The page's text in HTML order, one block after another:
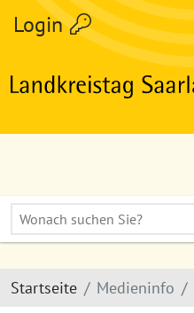
zum Inhalt
Login
Volltextsuche
Hier Suchbegriff eingeben
Startseite Medieninfo